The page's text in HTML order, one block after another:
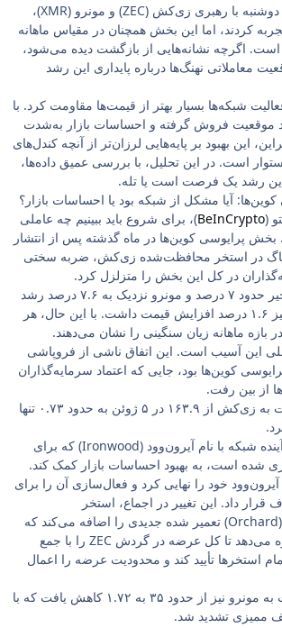
پرایوسی کوین‌ها روز دوشنبه با رهبری زی‌کش (ZEC) و مونرو (XMR)،
را تجربه کردند، اما این بخش همچنان در مقیاس ماهانه
است. اگرچه نشانه‌هایی از بازگشت دیده می‌شود،
معاملاتی نهنگ‌ها درباره پایداری این رشد
شبکه‌ها بسیار بهتر از قیمت‌ها مقاومت کرد. با
موقعیت فروش گرفته و احساسات بازار به‌شدت
این بهبود بر پایه‌هایی لرزان‌تر از آنچه کندل‌های
است. در این تحلیل، با بررسی عمیق داده‌ها،
رشد یک فرصت است یا تله.
آیا مشکل از شبکه بود یا احساسات بازار؟
(
BeInCrypto)، برای شروع باید ببینیم چه عاملی
پرایوسی کوین‌ها در ماه گذشته پس از انتشار
باگ در استخر محافظت‌شده زی‌کش، ضربه سختی
در کل این بخش را متزلزل کرد.
زی‌کش در روزهای اخیر حدود ۷ درصد و مونرو نزدیک به ۷.۶ درصد رشد
کردند. دش (DASH) نیز ۱.۶ درصد افزایش قیمت داشت. با این حال، هر
بازه ماهانه زیان سنگینی را نشان می‌دهند.
این آسیب است. این اتفاق ناشی از فروپاشی
کوین‌ها بود، جایی که اعتماد سرمایه‌گذاران
از بین رفت.
احساسات مثبت نسبت به زی‌کش از ۱۶۳.۹ در ۵ ژوئن به حدود ۰.۷۳ تنها
انتظار می‌رود آپدیت آینده شبکه با نام آیرون‌وود (Ironwood) که برای
خود را نهایی کرد و فعال‌سازی آن را برای
ژوئیه ۲۰۲۶ هدف قرار داد. این تغییر در اجماع، استخر
محافظت‌شده آرچرد (Orchard) تعمیر شده جدیدی را اضافه می‌کند که
به هر اپراتور نود اجازه می‌دهد تا کل عرضه در گردش ZEC را با جمع
استخرها تأیید کند و محدودیت عرضه را اعمال
احساسات بازار نسبت به مونرو نیز از حدود ۳۵ به ۱.۷۲ کاهش یافت که با
ممیزی تشدید شد.